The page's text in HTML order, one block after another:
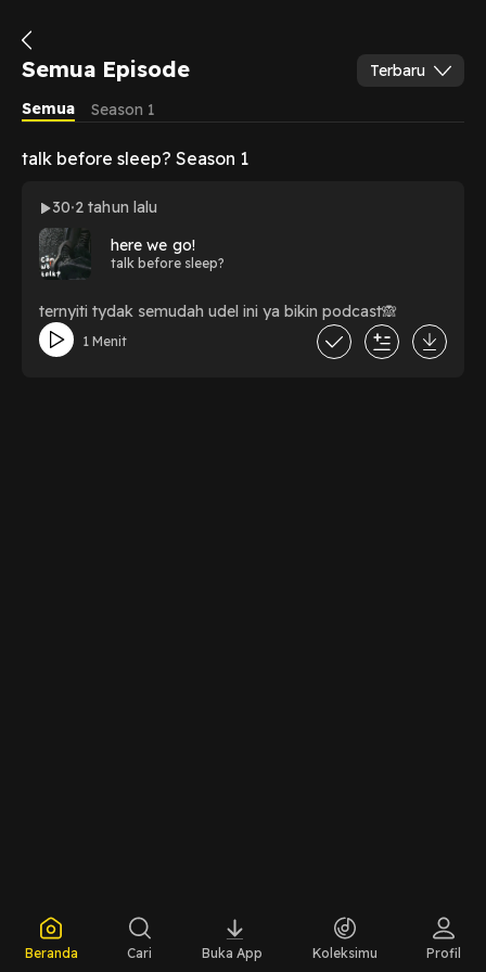
Semua Episode
Terbaru
Semua
Season 1
talk before sleep? Season 1
30 2 tahun lalu
here we go!
talk before sleep?
ternyiti tydak semudah udel ini ya bikin podcast🙈
1 Menit
Beranda Cari Buka App Koleksimu Profil